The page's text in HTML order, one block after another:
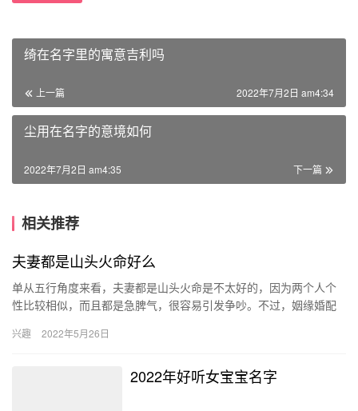
绮在名字里的寓意吉利吗
上一篇 2022年7月2日 am4:34
尘用在名字的意境如何
下一篇
2022年7月2日 am4:35
相关推荐
夫妻都是山头火命好么
单从五行角度来看，夫妻都是山头火命是不太好的，因为两个人个
性比较相似，而且都是急脾气，很容易引发争吵。不过，姻缘婚配
个阳火…
兴趣 2022年5月26日
2022年好听女宝宝名字